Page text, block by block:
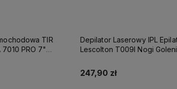
TIR
7010 PRO 7"
Depilator Laserowy IPL
Lescolton T009I Nogi
247,90 zł